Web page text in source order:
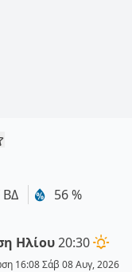
ΒΔ 56 %
Ηλίου20:30
16:08 Σάβ 08 Αυγ, 2026